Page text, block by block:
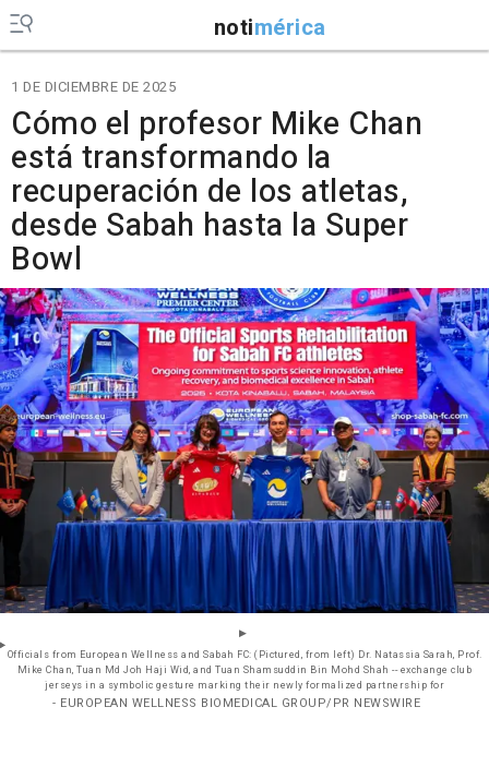
notimérica
1 DE DICIEMBRE DE 2025
Cómo el profesor Mike Chan
está transformando la
recuperación de los atletas,
desde Sabah hasta la Super
Bowl
Officials from European Wellness and Sabah FC: (Pictured, from left) Dr. Natassia Sarah, Prof.
Mike Chan, Tuan Md Joh Haji Wid, and Tuan Shamsuddin Bin Mohd Shah -- exchange club
jerseys in a symbolic gesture marking their newly formalized partnership for
- EUROPEAN WELLNESS BIOMEDICAL GROUP/PR NEWSWIRE